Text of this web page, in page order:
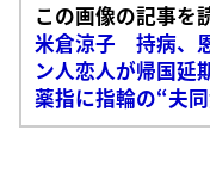
この画像の記事を
米倉涼子 持病、
ン人恋人が帰国
薬指に指輪の“夫